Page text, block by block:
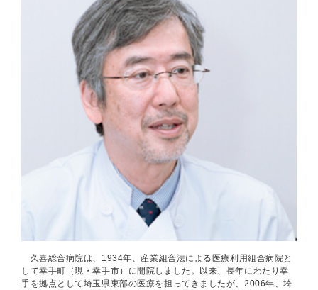
大学医局紹介
久喜総合病院は、1934年、産業組合法による医療利用組合病院と
して幸手町（現・幸手市）に開院しました。以来、長年にわたり幸
手を拠点として埼玉県東部の医療を担ってきましたが、2006年、埼